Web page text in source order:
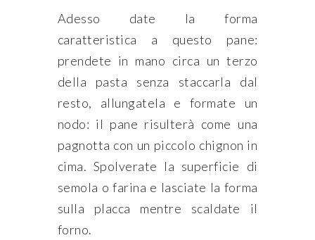
Adesso date la forma
caratteristica a questo pane:
prendete in mano circa un terzo
della pasta senza staccarla dal
resto, allungatela e formate un
nodo: il pane risulterà come una
pagnotta con un piccolo chignon in
cima. Spolverate la superficie di
semola o farina e lasciate la forma
sulla placca mentre scaldate il
forno.